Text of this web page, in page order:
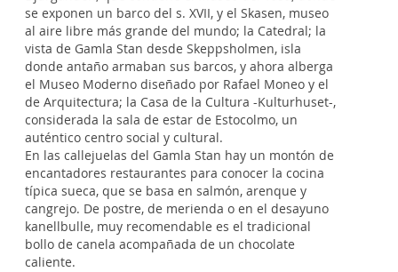
se exponen un barco del s. XVII, y el Skasen, museo
al aire libre más grande del mundo; la Catedral; la
vista de Gamla Stan desde Skeppsholmen, isla
donde antaño armaban sus barcos, y ahora alberga
el Museo Moderno diseñado por Rafael Moneo y el
de Arquitectura; la Casa de la Cultura -Kulturhuset-,
considerada la sala de estar de Estocolmo, un
auténtico centro social y cultural.
En las callejuelas del Gamla Stan hay un montón de
encantadores restaurantes para conocer la cocina
típica sueca, que se basa en salmón, arenque y
cangrejo. De postre, de merienda o en el desayuno
kanellbulle, muy recomendable es el tradicional
bollo de canela acompañada de un chocolate
caliente.